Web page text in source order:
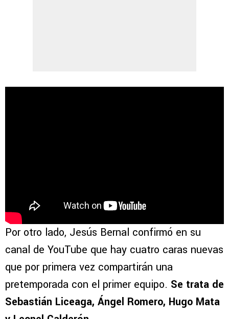
Por otro lado, Jesús Bernal confirmó en su
canal de YouTube que hay cuatro caras nuevas
que por primera vez compartirán una
pretemporada con el primer equipo. Se trata de
Sebastián Liceaga, Ángel Romero, Hugo Mata